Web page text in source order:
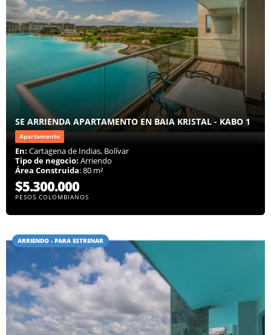
SE ARRIENDA APARTAMENTO EN BAIA KRISTAL - KABO 1
Apartamento
En: Cartagena de Indias, Bolívar
Tipo de negocio: Arriendo
Área Construida: 80 m²
$5.300.000
PESOS COLOMBIANOS
ARRIENDO - PARA ESTRENAR